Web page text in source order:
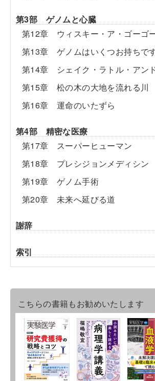
第3部 ゲノムと心臓
第12章 ウィスキー・ア・ゴーゴ
第13章 ゲノムはいくつお持ちで
第14章 シェイク・ラトル・アン
第15章 松の木の大地を流れる川
第16章 運命のいたずら
第4部 精密な医療
第17章 スーパーヒューマン
第18章 プレシジョンメディシン
第19章 ゲノム手術
第20章 未来へ延びる道
謝辞
索引
こちらの書籍もお勧めいたします